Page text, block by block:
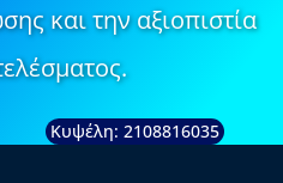
και την αξιοπιστία
Κυψέλη: 2108816035